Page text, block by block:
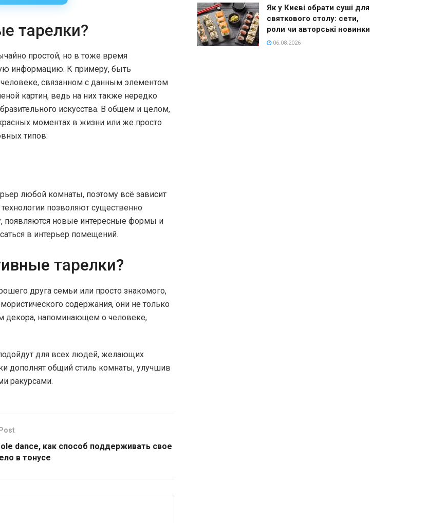
тарелки?
простой, но в тоже время
информацию. К примеру, быть
связанном с данным элементом
картин, ведь на них также нередко
искусства. В общем и целом,
моментах в жизни или же просто
типов:
любой комнаты, поэтому всё зависит
позволяют существенно
появляются новые интересные формы и
в интерьер помещений.
тарелки?
друга семьи или просто знакомого,
содержания, они не только
декора, напоминающем о человеке,
для всех людей, желающих
дополнят общий стиль комнаты, улучшив
ракурсами.
dance, как способ поддерживать свое
в тонусе
Як у Києві обрати суші для
святкового столу: сети,
роли чи авторські новинки
06.08.2026